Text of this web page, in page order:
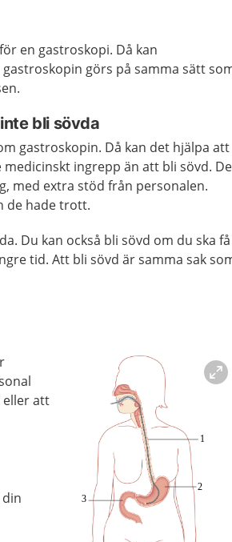
en gastroskopi. Då kan
görs på samma sätt
bli sövda
gastroskopin. Då kan det hjälpa att
ingrepp än att bli sövd. De
med extra stöd från personalen.
de hade trott.
Du kan också bli sövd om du ska få
tid. Att bli sövd är samma sak
eller att